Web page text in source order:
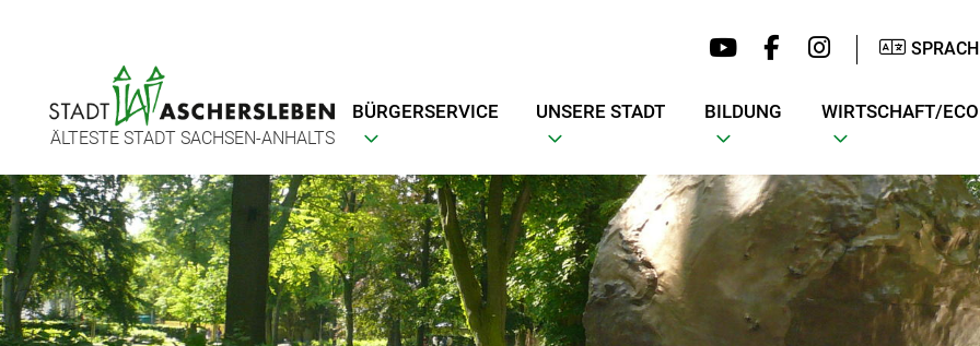
ÄLTESTE STADT SACHSEN-ANHALTS
BÜRGERSERVICE UNSERE STADT BILDUNG WIRTSCHAFT/